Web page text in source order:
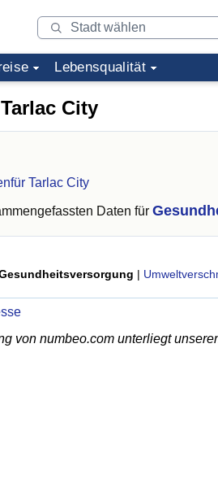
Lebensqualität
City
Tarlac City
Daten für
|
von numbeo.com unterliegt